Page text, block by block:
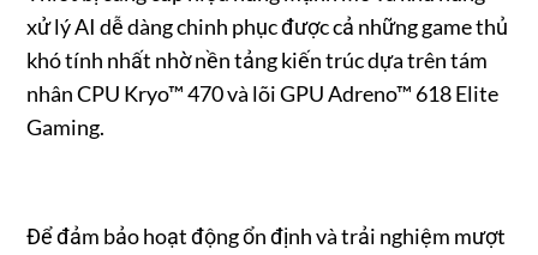
xử lý AI dễ dàng chinh phục được cả những game thủ
khó tính nhất nhờ nền tảng kiến trúc dựa trên tám
nhân CPU Kryo™ 470 và lõi GPU Adreno™ 618 Elite
Gaming.
Để đảm bảo hoạt động ổn định và trải nghiệm mượt